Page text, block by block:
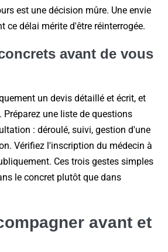
est une décision mûre. Une envie
ce délai mérite d'être réinterrogée.
avant de vous
un devis détaillé et écrit, et
Préparez une liste de questions
: déroulé, suivi, gestion d'une
Vérifiez l'inscription du médecin à
Ces trois gestes simples
le concret plutôt que dans
avant et